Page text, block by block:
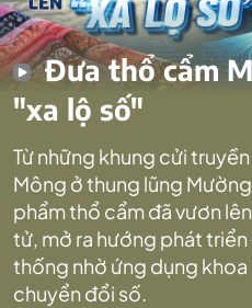
Đưa thổ cẩm
"xa lộ số"
Từ những khung cửi
Mông ở thung lũng
phẩm thổ cẩm đã vươn
tử, mở ra hướng phát
thống nhờ ứng dụng
chuyển đổi số.